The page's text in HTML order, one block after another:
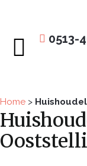
0513-
Home >